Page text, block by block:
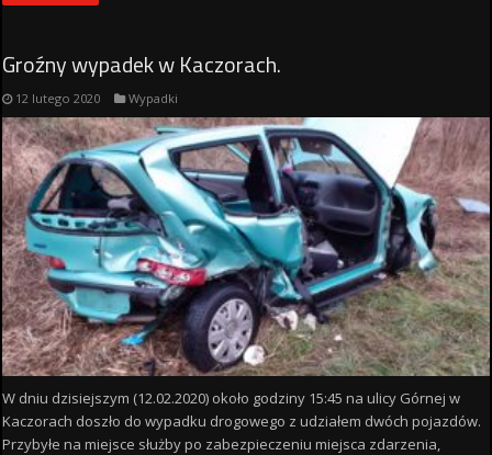
Groźny wypadek w Kaczorach.
12 lutego 2020 Wypadki
W dniu dzisiejszym (12.02.2020) około godziny 15:45 na ulicy Górnej w
Kaczorach doszło do wypadku drogowego z udziałem dwóch pojazdów.
Przybyłe na miejsce służby po zabezpieczeniu miejsca zdarzenia,